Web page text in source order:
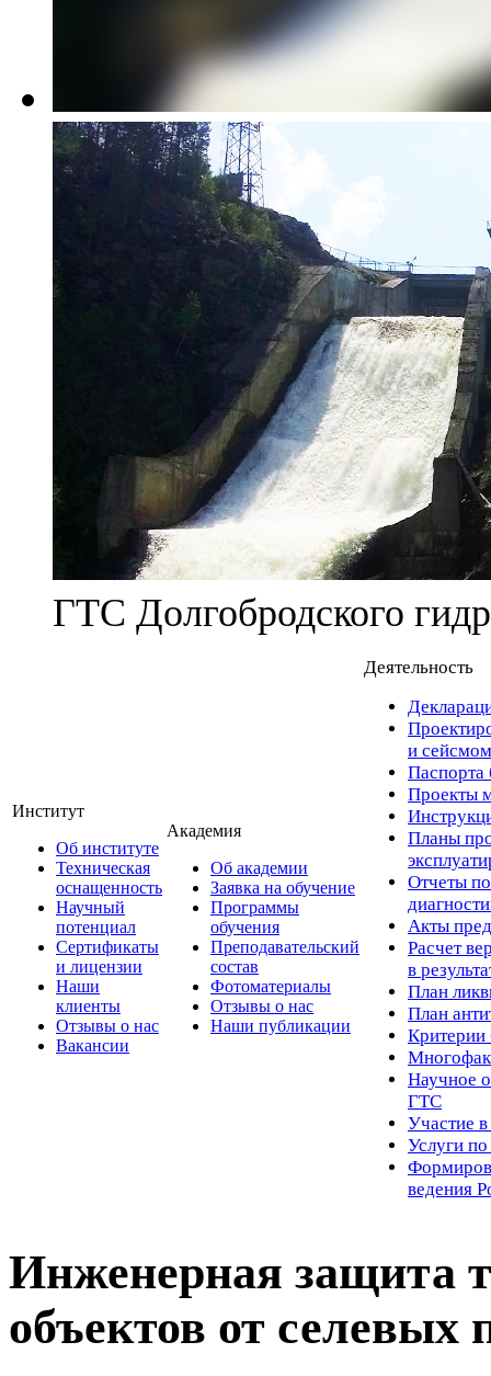
ГТС Долгобродского
Институт
Об институте
Техническая
оснащенность
Научный
потенциал
Сертификаты
и лицензии
Наши
клиенты
Отзывы о нас
Вакансии
Академия
Об академии
Заявка на обучение
Программы
обучения
Преподавательский
состав
Фотоматериалы
Отзывы о нас
Наши публикации
Деятельность
и
Паспорта
Проекты
Планы
Отчеты по
Акты
Расчет
в
План
План
Критерии
Научное
ГТС
Участие
Услуги
ведения
Инженерная защита
объектов от селевых